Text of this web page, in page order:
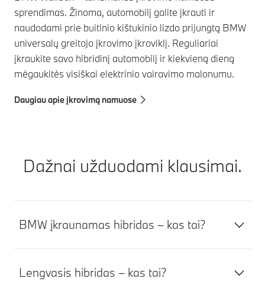
sprendimas. Žinoma, automobilį galite įkrauti ir
naudodami prie buitinio kištukinio lizdo prijungtą BMW
universalų greitojo įkrovimo įkroviklį. Reguliariai
įkraukite savo hibridinį automobilį ir kiekvieną dieną
mėgaukitės visiškai elektrinio vairavimo malonumu.
Daugiau apie įkrovimą namuose
Dažnai užduodami klausimai.
BMW įkraunamas hibridas – kas tai?
Lengvasis hibridas – kas tai?